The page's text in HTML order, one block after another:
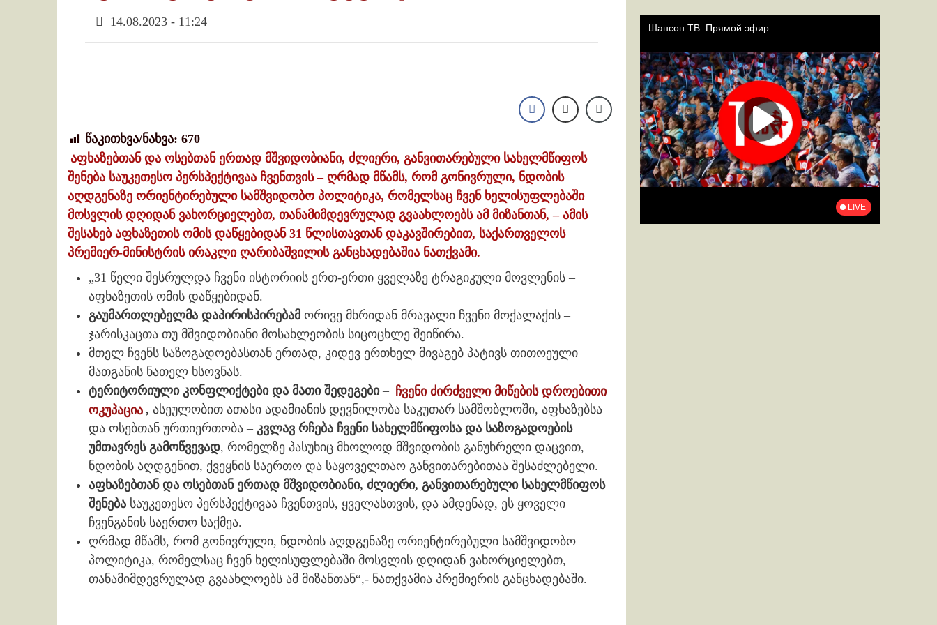
14.08.2023 - 11:24
წაკითხვა/ნახვა: 670
აფხაზებთან და ოსებთან ერთად მშვიდობიანი, ძლიერი, განვითარებული სახელმწიფოს
შენება საუკეთესო პერსპექტივაა ჩვენთვის – ღრმად მწამს, რომ გონივრული, ნდობის
აღდგენაზე ორიენტირებული სამშვიდობო პოლიტიკა, რომელსაც ჩვენ ხელისუფლებაში
მოსვლის დღიდან ვახორციელებთ, თანამიმდევრულად გვაახლოებს ამ მიზანთან, – ამის
შესახებ აფხაზეთის ომის დაწყებიდან 31 წლისთავთან დაკავშირებით, საქართველოს
პრემიერ-მინისტრის ირაკლი ღარიბაშვილის განცხადებაშია ნათქვამი.
„31 წელი შესრულდა ჩვენი ისტორიის ერთ-ერთი ყველაზე ტრაგიკული მოვლენის –
აფხაზეთის ომის დაწყებიდან.
გაუმართლებელმა დაპირისპირებამ ორივე მხრიდან მრავალი ჩვენი მოქალაქის –
ჯარისკაცთა თუ მშვიდობიანი მოსახლეობის სიცოცხლე შეიწირა.
მთელ ჩვენს საზოგადოებასთან ერთად, კიდევ ერთხელ მივაგებ პატივს თითოეული
მათგანის ნათელ ხსოვნას.
ტერიტორიული კონფლიქტები და მათი შედეგები– ჩვენი ძირძველი მიწების დროებითი
ოკუპაცია , ასეულობით ათასი ადამიანის დევნილობა საკუთარ სამშობლოში, აფხაზებსა
და ოსებთან ურთიერთობა – კვლავ რჩება ჩვენი სახელმწიფოსა და საზოგადოების
უმთავრეს გამოწვევად, რომელზე პასუხიც მხოლოდ მშვიდობის განუხრელი დაცვით,
ნდობის აღდგენით, ქვეყნის საერთო და საყოველთაო განვითარებითაა შესაძლებელი.
აფხაზებთან და ოსებთან ერთად მშვიდობიანი, ძლიერი, განვითარებული სახელმწიფოს
შენება საუკეთესო პერსპექტივაა ჩვენთვის, ყველასთვის, და ამდენად, ეს ყოველი
ჩვენგანის საერთო საქმეა.
ღრმად მწამს, რომ გონივრული, ნდობის აღდგენაზე ორიენტირებული სამშვიდობო
პოლიტიკა, რომელსაც ჩვენ ხელისუფლებაში მოსვლის დღიდან ვახორციელებთ,
თანამიმდევრულად გვაახლოებს ამ მიზანთან“,- ნათქვამია პრემიერის განცხადებაში.